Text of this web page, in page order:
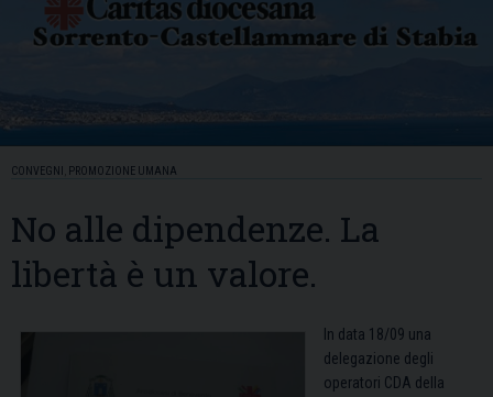
CONVEGNI PROMOZIONE UMANA
No alle dipendenze. La
libertà è un valore.
In data 18/09 una
delegazione degli
operatori CDA della